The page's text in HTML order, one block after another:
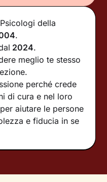
della
.
2024.
meglio te stesso
perché crede
di cura e nel loro
aiutare le persone
e fiducia in se